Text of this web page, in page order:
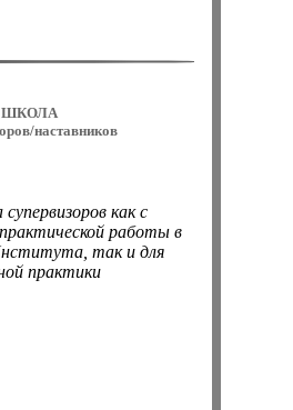
ШКОЛА
наставников
как с
работы в
так и для
практики